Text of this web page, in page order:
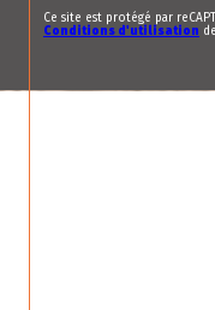
Ce site est protégé par
Conditions d'utilisation